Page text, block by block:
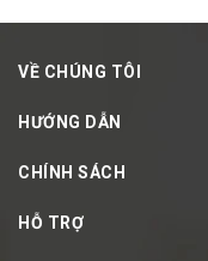
VỀ CHÚNG TÔI
HƯỚNG DẪN
CHÍNH SÁCH
HỖ TRỢ